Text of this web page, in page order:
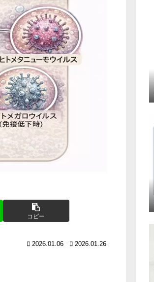
コピー
2026.01.06 2026.01.26